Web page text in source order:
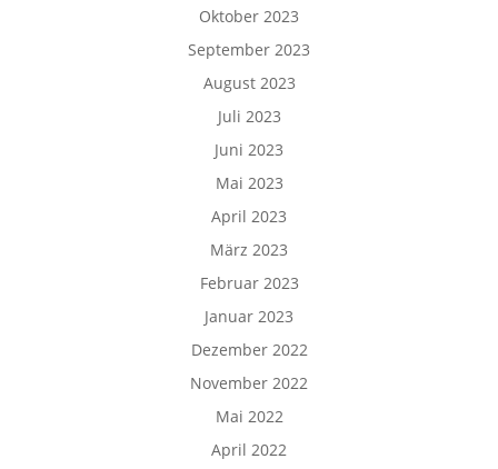
Oktober 2023
September 2023
August 2023
Juli 2023
Juni 2023
Mai 2023
April 2023
März 2023
Februar 2023
Januar 2023
Dezember 2022
November 2022
Mai 2022
April 2022